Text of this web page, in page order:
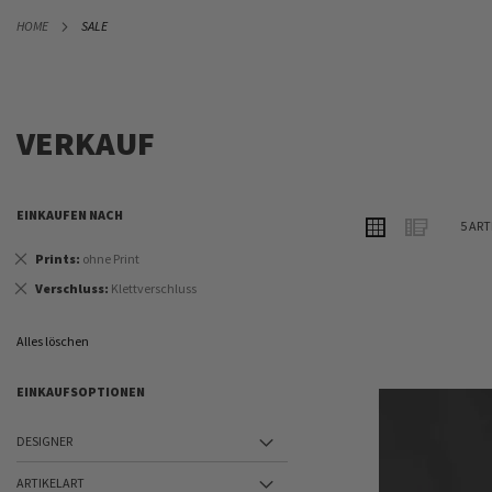
HOME SALE
ZUM
VERKAUF
ANSICHT
ALS
Raster Liste
5
EINKAUFEN NACH
Prints ohne Print
Dies
Verschluss Klettverschluss
Dies
Alles löschen
EINKAUFSOPTIONEN
DESIGNER
ARTIKELART